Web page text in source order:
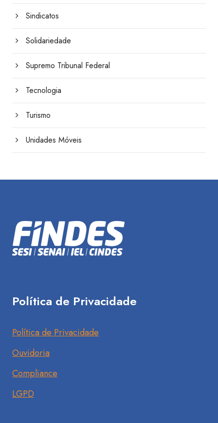
Sindicatos
Solidariedade
Supremo Tribunal Federal
Tecnologia
Turismo
Unidades Móveis
Política de Privacidade
Política de Privacidade
Ouvidoria
Compliance
LGPD